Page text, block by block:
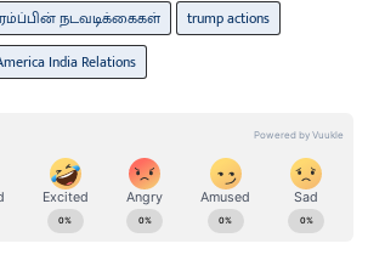
நடவடிக்கைகள்
trump actions
India Relations